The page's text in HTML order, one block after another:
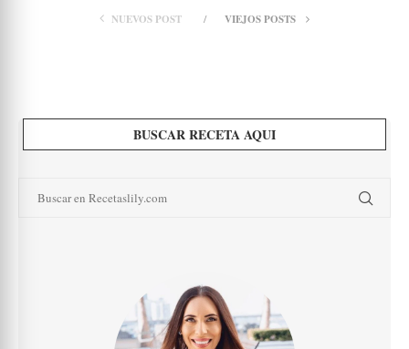
NUEVOS POST VIEJOS POSTS
BUSCAR RECETA AQUI